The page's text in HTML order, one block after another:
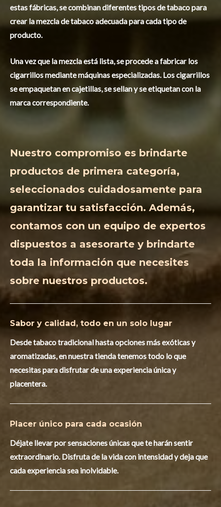
Nuestro compromiso es brindarte
productos de primera categoría,
seleccionados cuidadosamente para
garantizar tu satisfacción. Además,
contamos con un equipo de expertos
dispuestos a asesorarte y brindarte
toda la información que necesites
sobre nuestros productos.
Sabor y calidad, todo en un solo lugar
Desde tabaco tradicional hasta opciones más exóticas y
aromatizadas, en nuestra tienda tenemos todo lo que
necesitas para disfrutar de una experiencia única y
placentera.
Placer único para cada ocasión
Déjate llevar por sensaciones únicas que te harán sentir
extraordinario. Disfruta de la vida con intensidad y deja que
cada experiencia sea inolvidable.
estas fábricas, se combinan diferentes tipos de tabaco para
crear la mezcla de tabaco adecuada para cada tipo de
producto.
Una vez que la mezcla está lista, se procede a fabricar los
cigarrillos mediante máquinas especializadas. Los cigarrillos
se empaquetan en cajetillas, se sellan y se etiquetan con la
marca correspondiente.